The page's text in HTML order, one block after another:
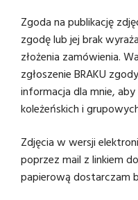
Zgoda na publikację
zgodę lub jej brak
złożenia zamówienia.
zgłoszenie BRAKU
informacja dla mnie,
koleżeńskich i
Zdjęcia w wersji
poprzez mail z linkiem
papierową dostarczam